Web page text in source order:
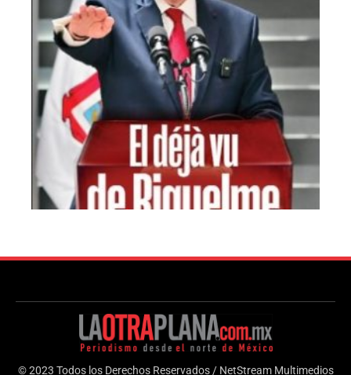
© 2023 Todos los Derechos Reservados / NetStream Multimedios